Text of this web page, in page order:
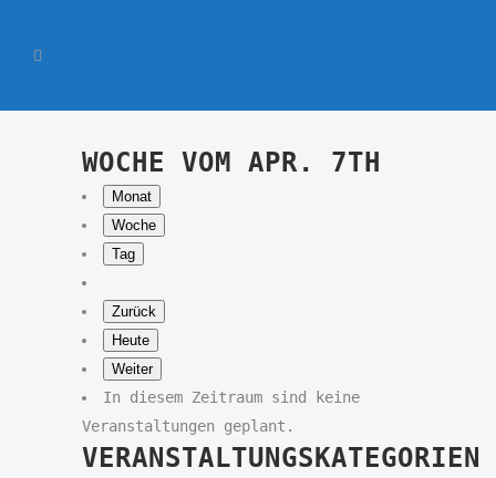
WOCHE VOM APR. 7TH
Monat
Woche
Tag
Zurück
Heute
Weiter
In diesem Zeitraum sind keine
Veranstaltungen geplant.
VERANSTALTUNGSKATEGORIEN